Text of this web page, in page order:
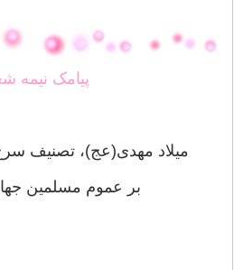
پیامک نیمه
میلاد مهدی(عج)، تصنیف سرخ
بر عموم مسلمین